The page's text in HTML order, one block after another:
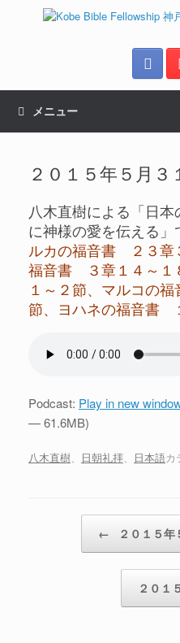
メニュー
２０１５年５月３
八木直樹による「日
に神様の愛を伝える」
ルカの福音書 ２３章
福音書 ３章１４～
１～２節、マルコの
節、ヨハネの福音書
Podcast: Play in new
— 61.6MB)
八木直樹 日朝礼拝 日本語カ
← ２０１５
２０１